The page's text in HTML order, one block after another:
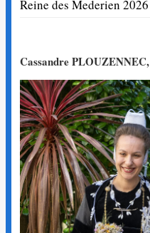
Reine des Mederien 2026
Cassandre PLOUZENNEC,